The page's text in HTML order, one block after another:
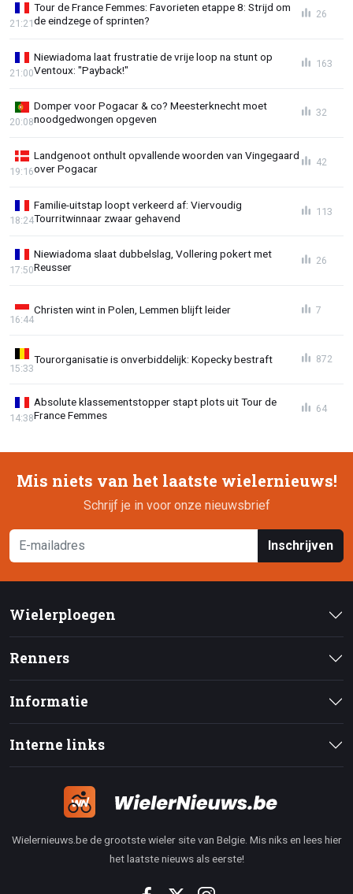
Tour de France Femmes: Favorieten etappe 8: Strijd om
de eindzege of sprinten?
21:21
26
Niewiadoma laat frustratie de vrije loop na stunt op
Ventoux: "Payback!"
21:00
163
Domper voor Pogacar & co? Meesterknecht moet
noodgedwongen opgeven
20:08
32
Landgenoot onthult opvallende woorden van Vingegaard
over Pogacar
19:16
42
Familie-uitstap loopt verkeerd af: Viervoudig
Tourritwinnaar zwaar gehavend
18:24
113
Niewiadoma slaat dubbelslag, Vollering pokert met
Reusser
17:50
26
Christen wint in Polen, Lemmen blijft leider
16:44
7
Tourorganisatie is onverbiddelijk: Kopecky bestraft
15:33
872
Absolute klassementstopper stapt plots uit Tour de
France Femmes
14:38
64
Mis niets van het laatste wielernieuws!
Schrijf je in voor onze nieuwsbrief
Inschrijven
Wielerploegen
Renners
Informatie
Interne links
Wielernieuws.be de grootste wieler site van Belgie. Mis niks en lees hier
het laatste nieuws als eerste!